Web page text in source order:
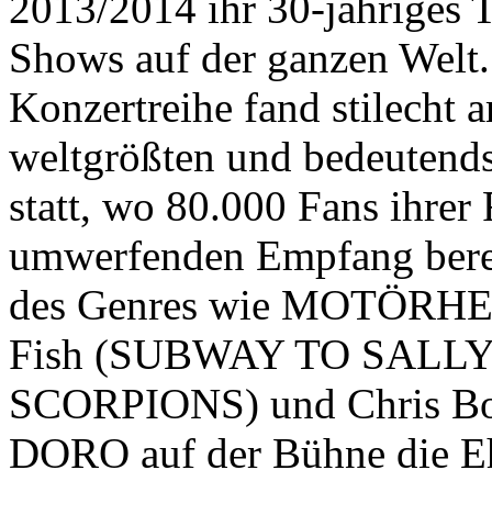
Shows auf der ganzen
Konzertreihe fand stilecht
weltgrößten und
statt, wo 80.000 Fans
umwerfenden Empfang
des Genres wie
Fish (SUBWAY TO
SCORPIONS) und Chris
DORO auf der Bühne die